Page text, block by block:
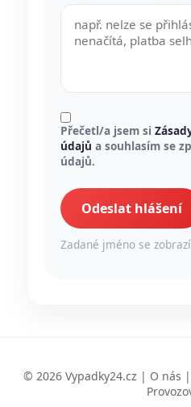
Přečetl/a jsem si
údajů a souhlasím se
údajů.
Odeslat hlášení
Zadané jméno se
© 2026 Vypadky24.cz | O nás |